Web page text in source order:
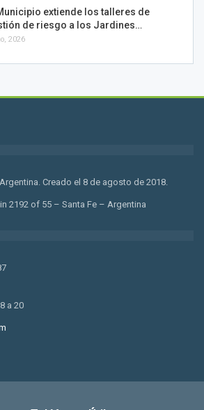
extiende los talleres de
de riesgo a los Jardines…
2026
Creado el 8 de agosto de 2018.
2192 of 55 – Santa Fe – Argentina
a 20